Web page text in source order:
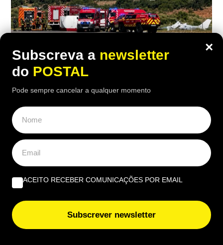
Piloto de 28 anos morre após queda de
aeronave no aeródromo de Portimão
12:36 8 Agosto, 2026|Henrique Dias Freire
manga de publicidade matou o único ocupante. O
GPIAAF vai investigar as causas do acidente
×
Subscreva a newsletter
do POSTAL
Pode sempre cancelar a qualquer momento
ACEITO RECEBER COMUNICAÇÕES POR EMAIL
Subscrever newsletter